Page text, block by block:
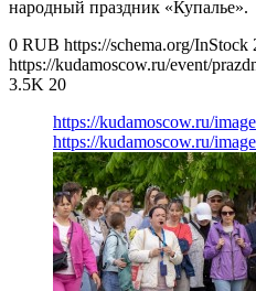
народный праздник «Купалье».
0 RUB https://schema.org/InStock
https://kudamoscow.ru/event/
3.5K 20
https://kudamoscow.ru/
https://kudamoscow.ru/